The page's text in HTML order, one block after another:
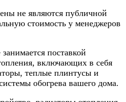
не являются публичной
стоимость у менеджеров
поставкой
включающих в себя
теплые плинтусы и
обогрева вашего дома.